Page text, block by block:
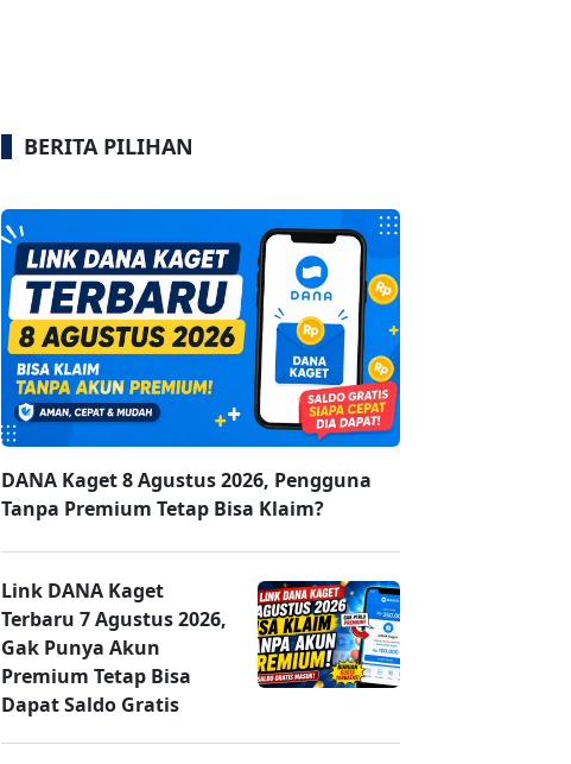
BERITA PILIHAN
DANA Kaget 8 Agustus 2026, Pengguna
Tanpa Premium Tetap Bisa Klaim?
Link DANA Kaget
Terbaru 7 Agustus 2026,
Gak Punya Akun
Premium Tetap Bisa
Dapat Saldo Gratis